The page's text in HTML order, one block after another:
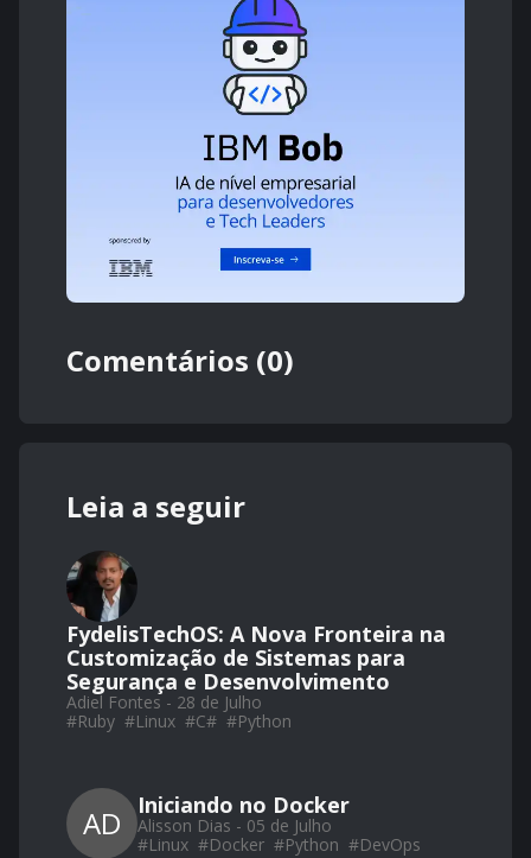
Comentários (0)
Leia a seguir
FydelisTechOS: A Nova Fronteira na
Customização de Sistemas para
Segurança e Desenvolvimento
Adiel Fontes - 28 de Julho
#Ruby #Linux #C# #Python
AD Iniciando no Docker
Alisson Dias - 05 de Julho
#Linux #Docker #Python #DevOps